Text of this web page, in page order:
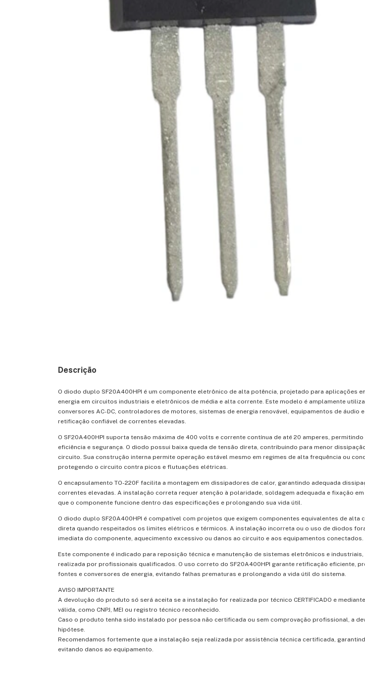
Descrição
O diodo duplo SF20A400HPI é um componente eletrônico de alta potência, projetado para aplicações
energia em circuitos industriais e eletrônicos de média e alta corrente. Este modelo é amplamente
conversores AC-DC, controladores de motores, sistemas de energia renovável, equipamentos de áudio
retificação confiável de correntes elevadas.
O SF20A400HPI suporta tensão máxima de 400 volts e corrente contínua de até 20 amperes,
eficiência e segurança. O diodo possui baixa queda de tensão direta, contribuindo para menor
circuito. Sua construção interna permite operação estável mesmo em regimes de alta frequência ou
protegendo o circuito contra picos e flutuações elétricas.
O encapsulamento TO-220F facilita a montagem em dissipadores de calor, garantindo adequada
correntes elevadas. A instalação correta requer atenção à polaridade, soldagem adequada e fixação
que o componente funcione dentro das especificações e prolongando sua vida útil.
O diodo duplo SF20A400HPI é compatível com projetos que exigem componentes equivalentes de
direta quando respeitados os limites elétricos e térmicos. A instalação incorreta ou o uso de diodos
imediata do componente, aquecimento excessivo ou danos ao circuito e aos equipamentos conectados.
Este componente é indicado para reposição técnica e manutenção de sistemas eletrônicos e
realizada por profissionais qualificados. O uso correto do SF20A400HPI garante retificação eficiente,
fontes e conversores de energia, evitando falhas prematuras e prolongando a vida útil do sistema.
AVISO IMPORTANTE
A devolução do produto só será aceita se a instalação for realizada por técnico CERTIFICADO e
válida, como CNPJ, MEI ou registro técnico reconhecido.
Caso o produto tenha sido instalado por pessoa não certificada ou sem comprovação profissional, a
hipótese.
Recomendamos fortemente que a instalação seja realizada por assistência técnica certificada,
evitando danos ao equipamento.